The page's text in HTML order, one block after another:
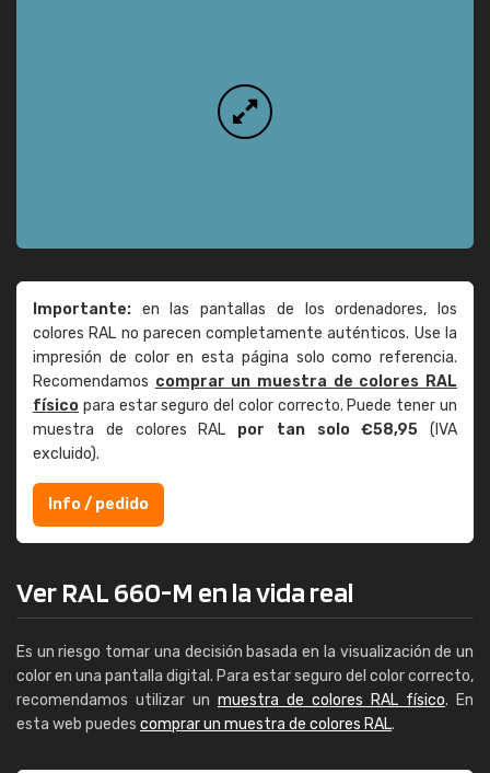
Importante: en las pantallas de los ordenadores, los
colores RAL no parecen completamente auténticos. Use la
impresión de color en esta página solo como referencia.
Recomendamos comprar un muestra de colores RAL
físico para estar seguro del color correcto. Puede tener un
muestra de colores RAL por tan solo €58,95 (IVA
excluido).
Info / pedido
Ver RAL 660-M en la vida real
Es un riesgo tomar una decisión basada en la visualización de un
color en una pantalla digital. Para estar seguro del color correcto,
recomendamos utilizar un muestra de colores RAL físico. En
esta web puedes comprar un muestra de colores RAL.